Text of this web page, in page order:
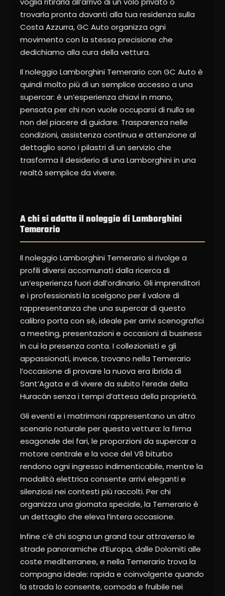
trovarla pronta davanti alla tua residenza sulla
Costa Azzurra, GC Auto organizza ogni
movimento con la stessa precisione che
dedichiamo alla cura della vettura.
Il noleggio Lamborghini Temerario con GC Auto è
quindi molto più di un semplice accesso a una
supercar: è un’esperienza chiavi in mano,
pensata per chi non vuole occuparsi di nulla se
non del piacere di guidare. Trasparenza nelle
condizioni, assistenza continua e attenzione al
dettaglio sono i pilastri di un servizio che
trasforma il desiderio di una Lamborghini in una
realtà semplice da vivere.
A chi si adatta il noleggio di Lamborghini
Temerario
Il noleggio Lamborghini Temerario si rivolge a
profili diversi accomunati dalla ricerca di
un’esperienza fuori dall’ordinario. Gli imprenditori
e i professionisti la scelgono per il valore di
rappresentanza che una supercar di questo
calibro porta con sé, ideale per arrivi scenografici
a meeting, presentazioni e occasioni di business
in cui la presenza conta. I collezionisti e gli
appassionati, invece, trovano nella Temerario
l’occasione di provare la nuova era ibrida di
Sant’Agata e di vivere da subito l’erede della
Huracán senza i tempi d’attesa della proprietà.
Gli eventi e i matrimoni rappresentano un altro
scenario naturale per questa vettura: la firma
esagonale dei fari, le proporzioni da supercar a
motore centrale e la voce del V8 biturbo
rendono ogni ingresso indimenticabile, mentre la
modalità elettrica consente arrivi eleganti e
silenziosi nei contesti più raccolti. Per chi
organizza una giornata speciale, la Temerario è
un dettaglio che eleva l’intera occasione.
Infine c’è chi sogna un grand tour attraverso le
strade panoramiche d’Europa, dalle Dolomiti alle
coste mediterranee, e nella Temerario trova la
compagna ideale: rapida e coinvolgente quando
la strada lo consente, comoda e fruibile nei